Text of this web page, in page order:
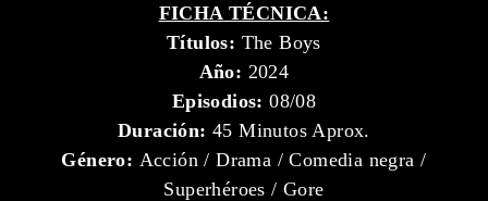
FICHA TÉCNICA:
Títulos: The Boys
Año: 2024
Episodios: 08/08
Duración:45 Minutos Aprox.
Género: Acción / Drama / Comedia negra /
Superhéroes / Gore